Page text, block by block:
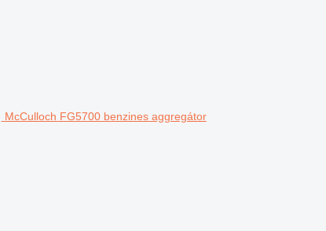
McCulloch FG5700 benzines aggregátor